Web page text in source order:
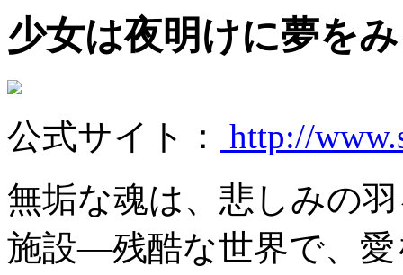
少女は夜明けに夢を
公式サイト：
http://
無垢な魂は、悲しみの
施設―残酷な世界で、